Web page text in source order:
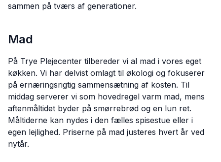
sammen på tværs af generationer.
Mad
På Trye Plejecenter tilbereder vi al mad i vores eget
køkken. Vi har delvist omlagt til økologi og fokuserer
på ernæringsrigtig sammensætning af kosten. Til
middag serverer vi som hovedregel varm mad, mens
aftenmåltidet byder på smørrebrød og en lun ret.
Måltiderne kan nydes i den fælles spisestue eller i
egen lejlighed. Priserne på mad justeres hvert år ved
nytår.